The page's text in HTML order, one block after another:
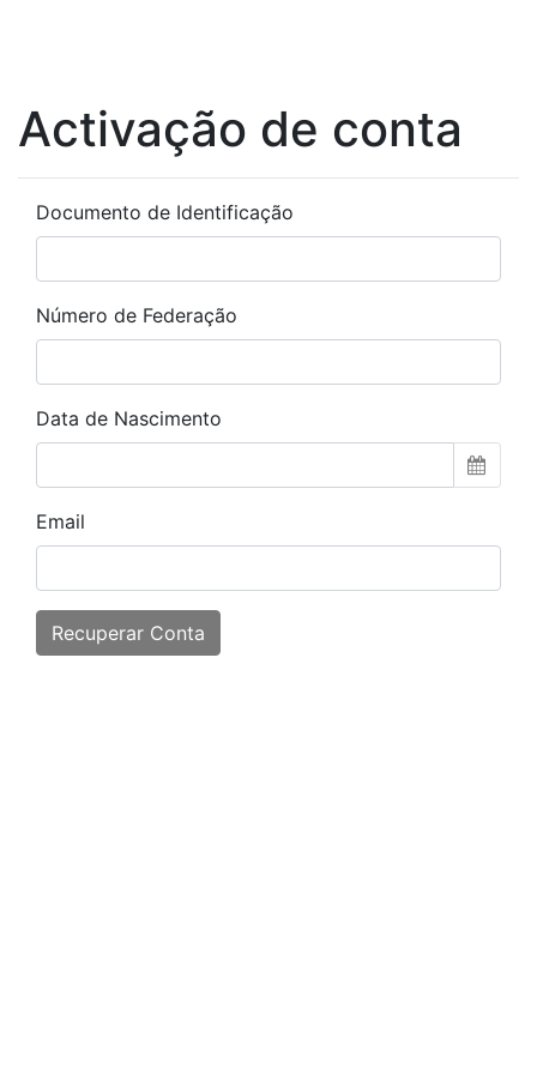
Activação de conta
Documento de Identificação
Número de Federação
Data de Nascimento
Email